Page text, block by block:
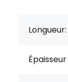
Longueur: